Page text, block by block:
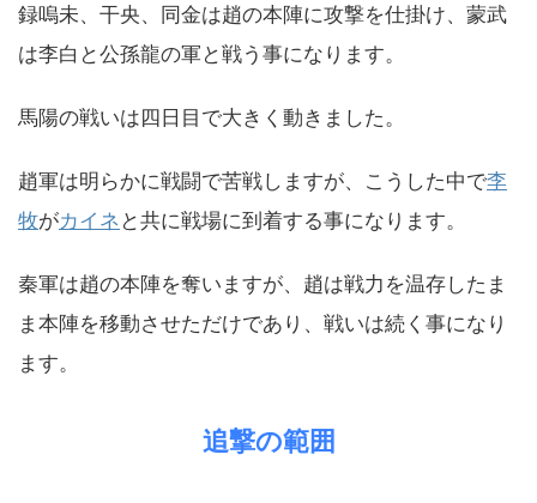
録嗚未、干央、同金は趙の本陣に攻撃を仕掛け、蒙武
は李白と公孫龍の軍と戦う事になります。
馬陽の戦いは四日目で大きく動きました。
趙軍は明らかに戦闘で苦戦しますが、こうした中で李
牧がカイネ と共に戦場に到着する事になります。
秦軍は趙の本陣を奪いますが、趙は戦力を温存したま
ま本陣を移動させただけであり、戦いは続く事になり
ます。
追撃の範囲